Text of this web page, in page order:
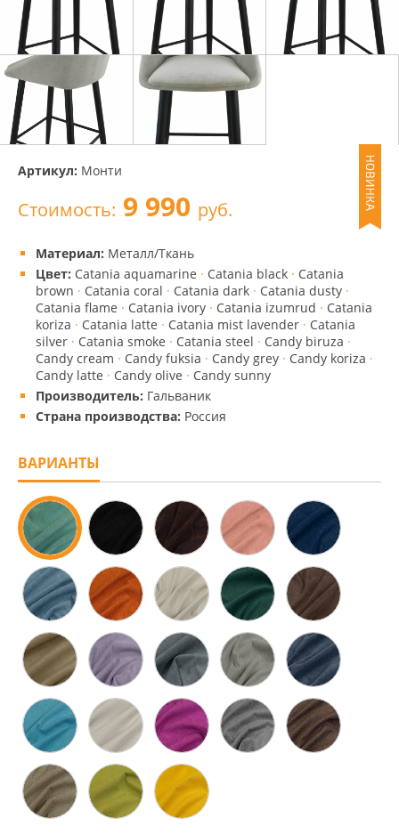
Артикул: Монти
Стоимость: 9 990 руб.
Материал: Металл/Ткань
Цвет: Catania aquamarine · Catania black · Catania
brown · Catania coral · Catania dark · Catania dusty ·
Catania flame · Catania ivory · Catania izumrud · Catania
koriza · Catania latte · Catania mist lavender · Catania
silver · Catania smoke · Catania steel · Candy biruza ·
Candy cream · Candy fuksia · Candy grey · Candy koriza ·
Candy latte · Candy olive · Candy sunny
Производитель: Гальваник
Страна производства: Россия
ВАРИАНТЫ